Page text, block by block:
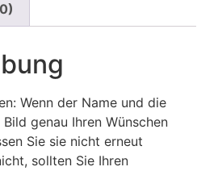
Wenn der Name und die
genau Ihren Wünschen
Sie sie nicht erneut
sollten Sie Ihren